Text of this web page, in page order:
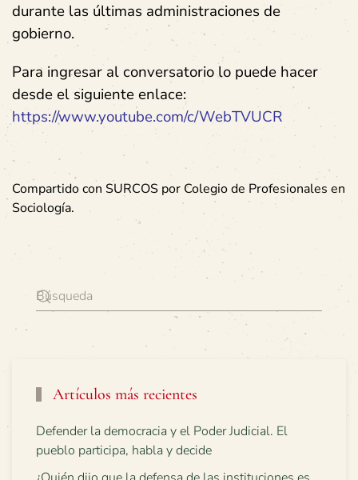
durante las últimas administraciones de
gobierno.
Para ingresar al conversatorio lo puede hacer
desde el siguiente enlace:
https://www.youtube.com/c/WebTVUCR
Compartido con SURCOS por Colegio de Profesionales en
Sociología.
Artículos más recientes
Defender la democracia y el Poder Judicial. El
pueblo participa, habla y decide